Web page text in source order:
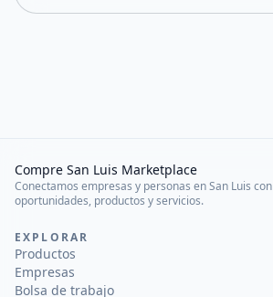
Compre San Luis Marketplace
Conectamos empresas y personas en San Luis con
oportunidades, productos y servicios.
EXPLORAR
Productos
Empresas
Bolsa de trabajo